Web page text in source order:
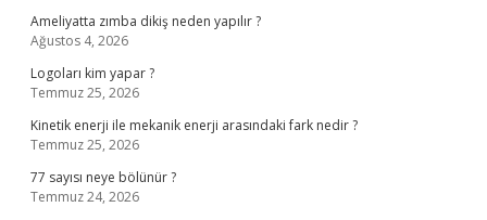
Ameliyatta zımba dikiş neden yapılır ?
Ağustos 4, 2026
Logoları kim yapar ?
Temmuz 25, 2026
Kinetik enerji ile mekanik enerji arasındaki fark nedir ?
Temmuz 25, 2026
77 sayısı neye bölünür ?
Temmuz 24, 2026